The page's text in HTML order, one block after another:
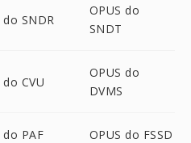
do SNDR
OPUS do
SNDT
do CVU
OPUS do
DVMS
do PAF OPUS do FSSD